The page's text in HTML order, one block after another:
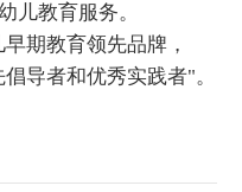
儿教育服务。
期教育领先品牌，
导者和优秀实践者"。